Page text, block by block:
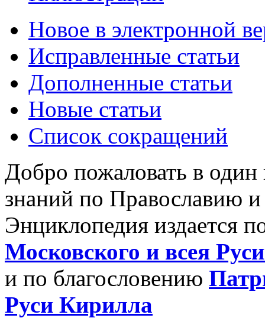
Новое в электронной
Исправленные статьи
Дополненные статьи
Новые статьи
Список сокращений
Добро пожаловать в
знаний по Православию
Энциклопедия издается
Московского и всея
и по благословению
Руси Кирилла